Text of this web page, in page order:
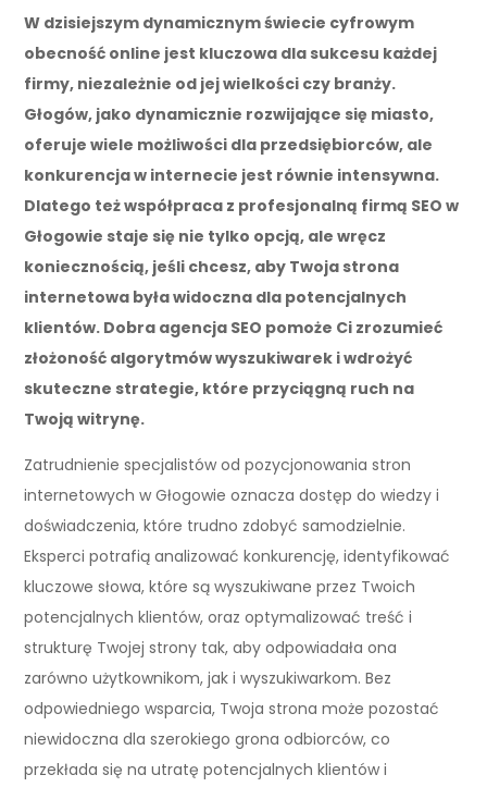
W dzisiejszym dynamicznym świecie cyfrowym
obecność online jest kluczowa dla sukcesu każdej
firmy, niezależnie od jej wielkości czy branży.
Głogów, jako dynamicznie rozwijające się miasto,
oferuje wiele możliwości dla przedsiębiorców, ale
konkurencja w internecie jest równie intensywna.
Dlatego też współpraca z profesjonalną firmą SEO w
Głogowie staje się nie tylko opcją, ale wręcz
koniecznością, jeśli chcesz, aby Twoja strona
internetowa była widoczna dla potencjalnych
klientów. Dobra agencja SEO pomoże Ci zrozumieć
złożoność algorytmów wyszukiwarek i wdrożyć
skuteczne strategie, które przyciągną ruch na
Twoją witrynę.
Zatrudnienie specjalistów od pozycjonowania stron
internetowych w Głogowie oznacza dostęp do wiedzy i
doświadczenia, które trudno zdobyć samodzielnie.
Eksperci potrafią analizować konkurencję, identyfikować
kluczowe słowa, które są wyszukiwane przez Twoich
potencjalnych klientów, oraz optymalizować treść i
strukturę Twojej strony tak, aby odpowiadała ona
zarówno użytkownikom, jak i wyszukiwarkom. Bez
odpowiedniego wsparcia, Twoja strona może pozostać
niewidoczna dla szerokiego grona odbiorców, co
przekłada się na utratę potencjalnych klientów i